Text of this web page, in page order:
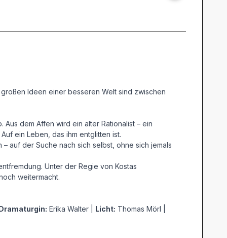
Ideen einer besseren Welt sind zwischen
dem Affen wird ein alter Rationalist – ein
ein Leben, das ihm entglitten ist.
auf der Suche nach sich selbst, ohne sich jemals
Unter der Regie von Kostas
weitermacht.
Erika Walter | Licht: Thomas Mörl |